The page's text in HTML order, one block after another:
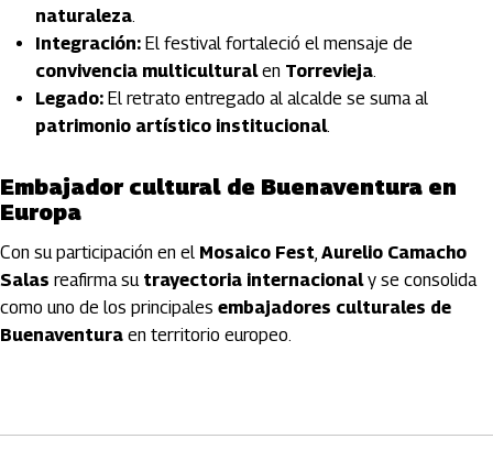
naturaleza.
Integración: El festival fortaleció el mensaje de
convivencia multiculturalen Torrevieja.
Legado: El retrato entregado al alcalde se suma al
patrimonio artístico institucional.
Embajador cultural de Buenaventura en
Europa
Con su participación en el Mosaico Fest, Aurelio Camacho
Salas reafirma su trayectoria internacionaly se consolida
como uno de los principales embajadores culturales de
Buenaventura en territorio europeo.